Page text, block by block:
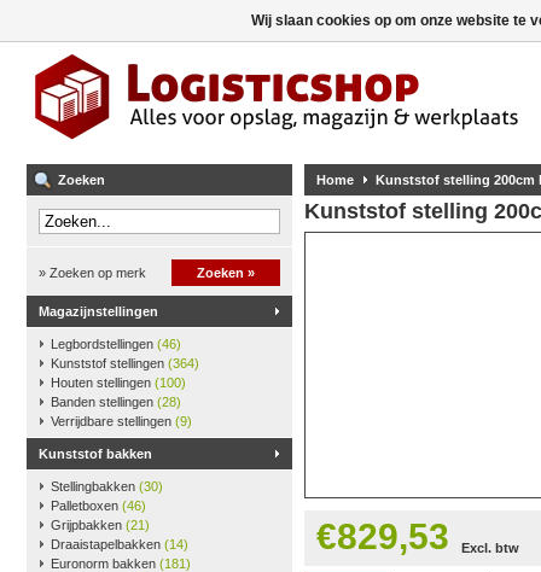
Zoeken
» Zoeken op merk Zoeken »
Magazijnstellingen
Legbordstellingen (46)
Kunststof stellingen (364)
Houten stellingen (100)
Banden stellingen (28)
Verrijdbare stellingen (9)
Kunststof bakken
Stellingbakken (30)
Palletboxen (46)
Grijpbakken (21)
Draaistapelbakken (14)
Euronorm bakken (181)
Home Kunststof stelling 200cm
Kunststof stelling
€829,53 Excl. btw
Wij slaan cookies op om onze website te